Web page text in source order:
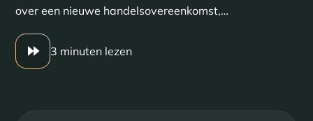
over een nieuwe handelsovereenkomst,…
3 minuten lezen